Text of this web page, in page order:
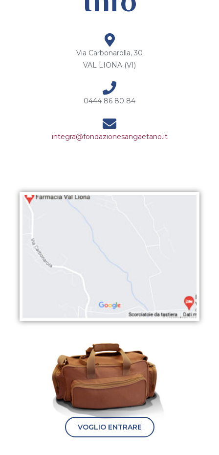
Via Carbonarolla, 30
VAL LIONA (VI)
0444 86 80 84
integra@fondazionesangaetano.it
VOGLIO ENTRARE